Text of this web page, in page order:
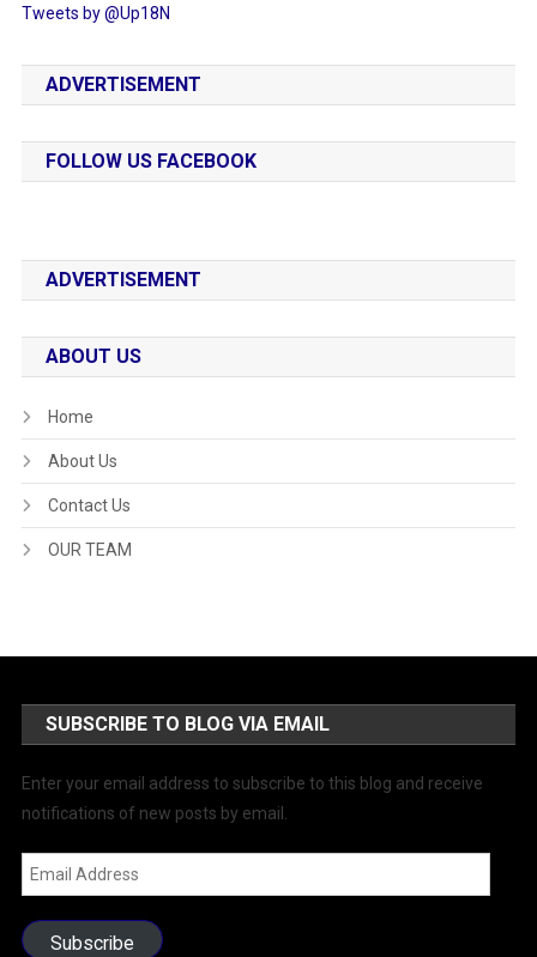
Tweets by @Up18N
ADVERTISEMENT
FOLLOW US FACEBOOK
ADVERTISEMENT
ABOUT US
Home
About Us
Contact Us
OUR TEAM
SUBSCRIBE TO BLOG VIA EMAIL
Enter your email address to subscribe to this blog and receive
notifications of new posts by email.
Email
Address
Subscribe